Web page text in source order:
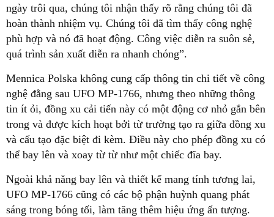
ngày trôi qua, chúng tôi nhận thấy rõ rằng chúng tôi đã
hoàn thành nhiệm vụ. Chúng tôi đã tìm thấy công nghệ
phù hợp và nó đã hoạt động. Công việc diễn ra suôn sẻ,
quá trình sản xuất diễn ra nhanh chóng”.
Mennica Polska không cung cấp thông tin chi tiết về công
nghệ đằng sau UFO MP-1766, nhưng theo những thông
tin ít ỏi, đồng xu cải tiến này có một động cơ nhỏ gắn bên
trong và được kích hoạt bởi từ trường tạo ra giữa đồng xu
và cấu tạo đặc biệt đi kèm. Điều này cho phép đồng xu có
thể bay lên và xoay từ từ như một chiếc đĩa bay.
Ngoài khả năng bay lên và thiết kế mang tính tương lai,
UFO MP-1766 cũng có các bộ phận huỳnh quang phát
sáng trong bóng tối, làm tăng thêm hiệu ứng ấn tượng.